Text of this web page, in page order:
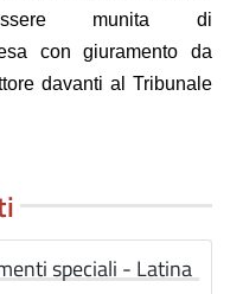
munita di
con giuramento da
davanti al Tribunale
speciali - Latina